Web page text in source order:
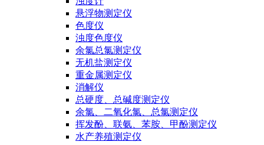
悬浮物测定仪
色度仪
浊度色度仪
余氯总氯测定仪
无机盐测定仪
重金属测定仪
消解仪
总硬度、总碱度测定仪
余氯、二氧化氯、总氯测定仪
挥发酚、联氨、苯胺、甲酚测定仪
水产养殖测定仪